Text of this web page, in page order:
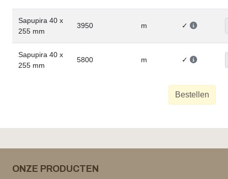
Sapupira 40 x
255 mm
3950 m ✓
Sapupira 40 x
255 mm
5800 m ✓
Bestellen
ONZE PRODUCTEN